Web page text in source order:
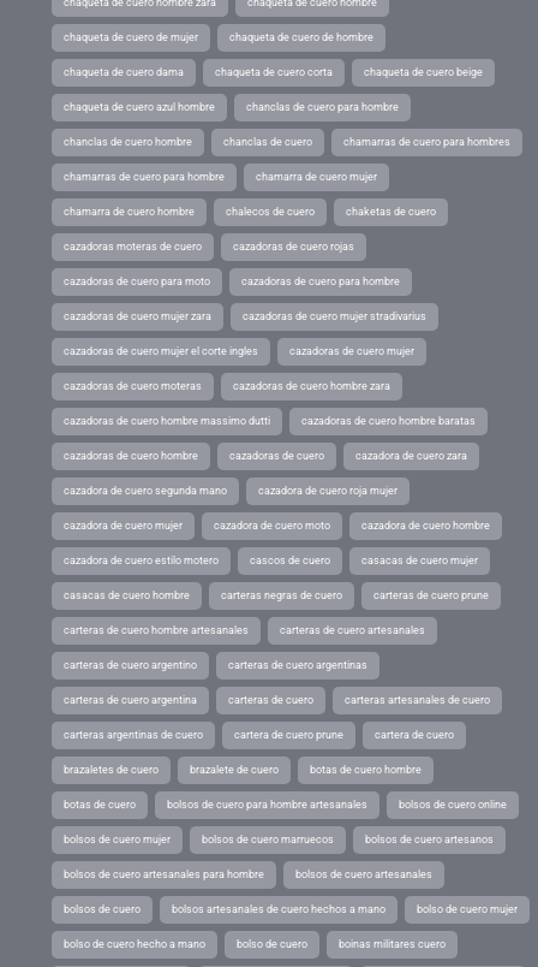
chaqueta de cuero hombre zara chaqueta de cuero hombre
chaqueta de cuero de mujer chaqueta de cuero de hombre
chaqueta de cuero dama chaqueta de cuero corta chaqueta de cuero beige
chaqueta de cuero azul hombre chanclas de cuero para hombre
chanclas de cuero hombre chanclas de cuero chamarras de cuero para hombres
chamarras de cuero para hombre chamarra de cuero mujer
chamarra de cuero hombre chalecos de cuero chaketas de cuero
cazadoras moteras de cuero cazadoras de cuero rojas
cazadoras de cuero para moto cazadoras de cuero para hombre
cazadoras de cuero mujer zara cazadoras de cuero mujer stradivarius
cazadoras de cuero mujer el corte ingles cazadoras de cuero mujer
cazadoras de cuero moteras cazadoras de cuero hombre zara
cazadoras de cuero hombre massimo dutti cazadoras de cuero hombre baratas
cazadoras de cuero hombre cazadoras de cuero cazadora de cuero zara
cazadora de cuero segunda mano cazadora de cuero roja mujer
cazadora de cuero mujer cazadora de cuero moto cazadora de cuero hombre
cazadora de cuero estilo motero cascos de cuero casacas de cuero mujer
casacas de cuero hombre carteras negras de cuero carteras de cuero prune
carteras de cuero hombre artesanales carteras de cuero artesanales
carteras de cuero argentino carteras de cuero argentinas
carteras de cuero argentina carteras de cuero carteras artesanales de cuero
carteras argentinas de cuero cartera de cuero prune cartera de cuero
brazaletes de cuero brazalete de cuero botas de cuero hombre
botas de cuero bolsos de cuero para hombre artesanales bolsos de cuero online
bolsos de cuero mujer bolsos de cuero marruecos bolsos de cuero artesanos
bolsos de cuero artesanales para hombre bolsos de cuero artesanales
bolsos de cuero bolsos artesanales de cuero hechos a mano bolso de cuero mujer
bolso de cuero hecho a mano bolso de cuero boinas militares cuero